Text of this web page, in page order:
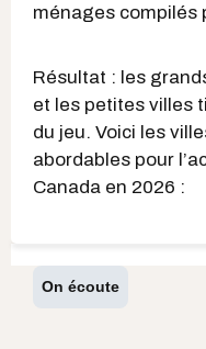
ménages compilés
Résultat : les
et les petites villes
du jeu. Voici les
abordables pour
Canada en 2026 :
On écoute